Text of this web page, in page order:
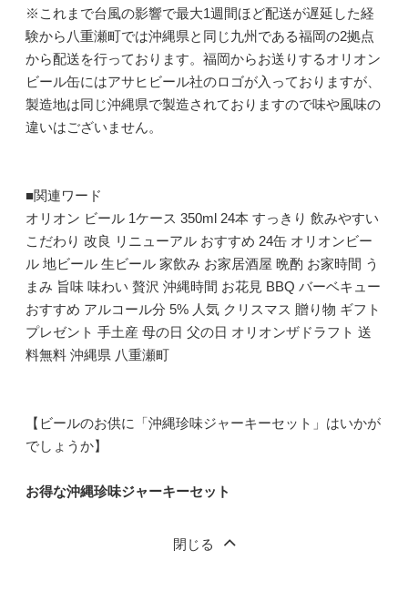
※これまで台風の影響で最大1週間ほど配送が遅延した経
験から八重瀬町では沖縄県と同じ九州である福岡の2拠点
から配送を行っております。福岡からお送りするオリオン
ビール缶にはアサヒビール社のロゴが入っておりますが、
製造地は同じ沖縄県で製造されておりますので味や風味の
違いはございません。
■関連ワード
オリオン ビール 1ケース 350ml 24本 すっきり 飲みやすい
こだわり 改良 リニューアル おすすめ 24缶 オリオンビー
ル 地ビール 生ビール 家飲み お家居酒屋 晩酌 お家時間 う
まみ 旨味 味わい 贅沢 沖縄時間 お花見 BBQ バーベキュー
おすすめ アルコール分 5% 人気 クリスマス 贈り物 ギフト
プレゼント 手土産 母の日 父の日 オリオンザドラフト 送
料無料 沖縄県 八重瀬町
【ビールのお供に「沖縄珍味ジャーキーセット」はいかが
でしょうか】
お得な沖縄珍味ジャーキーセット
閉じる